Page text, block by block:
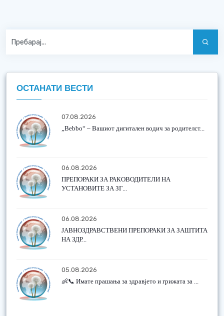
ОСТАНАТИ ВЕСТИ
07.08.2026
„Bebbo“ – Вашиот дигитален водич за родителст...
06.08.2026
ПРЕПОРАКИ ЗА РАКОВОДИТЕЛИ НА
УСТАНОВИТЕ ЗА ЗГ...
06.08.2026
ЈАВНОЗДРАВСТВЕНИ ПРЕПОРАКИ ЗА ЗАШТИТА
НА ЗДР...
05.08.2026
👶📞 Имате прашања за здравјето и грижата за ...